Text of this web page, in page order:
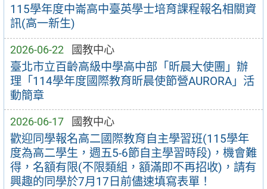
115學年度中崙高中臺英學士培育課程報名相關資
訊(高一新生)
2026-06-22 國教中心
臺北市立百齡高級中學高中部「昕晨大使團」辦
理「114學年度國際教育昕晨使節營AURORA」活
動簡章
2026-06-17 國教中心
歡迎同學報名高二國際教育自主學習班(115學年
度為高二學生，週五5-6節自主學習時段)，機會難
得，名額有限(不限類組，額滿即不再招收)，請有
興趣的同學於7月17日前儘速填寫表單！